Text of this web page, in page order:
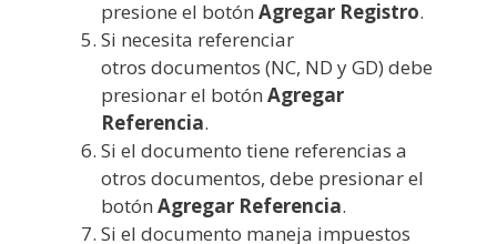
presione el botón Agregar Registro.
Si necesita referenciar
otros documentos (NC, ND y GD) debe
presionar el botón Agregar
Referencia.
Si el documento tiene referencias a
otros documentos, debe presionar el
botón Agregar Referencia.
Si el documento maneja impuestos